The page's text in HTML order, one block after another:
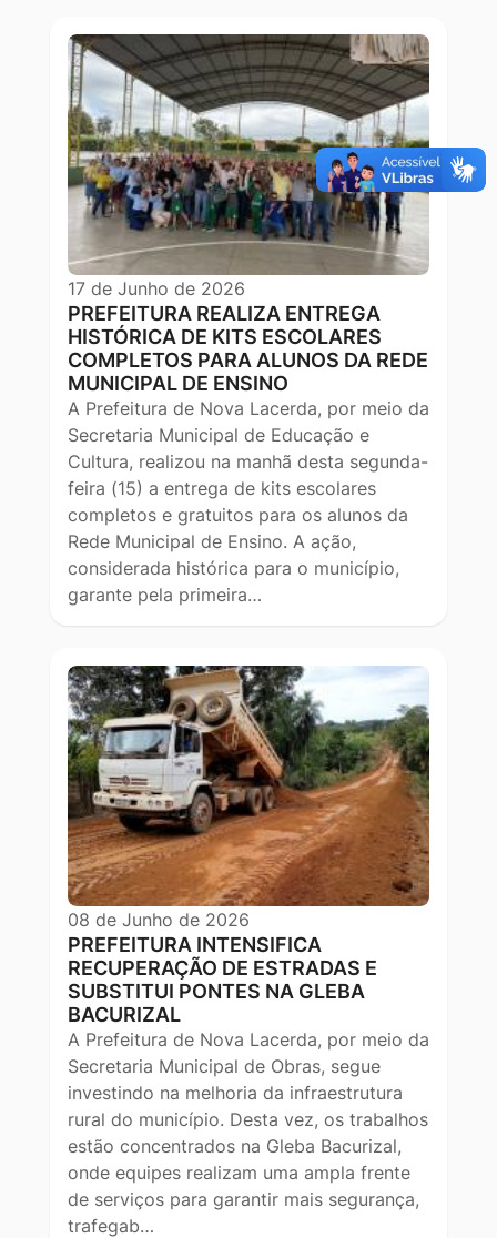
17 de Junho de 2026
PREFEITURA REALIZA ENTREGA
HISTÓRICA DE KITS ESCOLARES
COMPLETOS PARA ALUNOS DA REDE
MUNICIPAL DE ENSINO
A Prefeitura de Nova Lacerda, por meio da
Secretaria Municipal de Educação e
Cultura, realizou na manhã desta segunda-
feira (15) a entrega de kits escolares
completos e gratuitos para os alunos da
Rede Municipal de Ensino. A ação,
considerada histórica para o município,
garante pela primeira…
08 de Junho de 2026
PREFEITURA INTENSIFICA
RECUPERAÇÃO DE ESTRADAS E
SUBSTITUI PONTES NA GLEBA
BACURIZAL
A Prefeitura de Nova Lacerda, por meio da
Secretaria Municipal de Obras, segue
investindo na melhoria da infraestrutura
rural do município. Desta vez, os trabalhos
estão concentrados na Gleba Bacurizal,
onde equipes realizam uma ampla frente
de serviços para garantir mais segurança,
trafegab…